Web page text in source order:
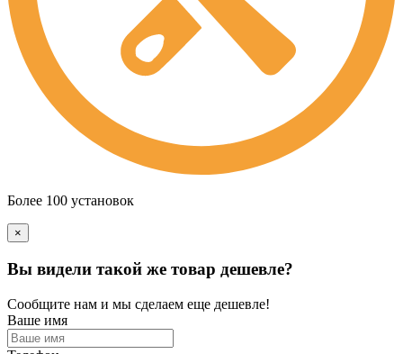
Более 100 установок
×
Вы видели такой же товар дешевле?
Сообщите нам и мы сделаем еще дешевле!
Ваше имя